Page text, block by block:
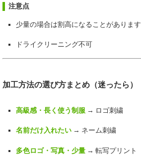
注意点
少量の場合は割高になることがあります
ドライクリーニング不可
加工方法の選び方まとめ（迷ったら）
高級感・長く使う制服 → ロゴ刺繍
名前だけ入れたい → ネーム刺繍
多色ロゴ・写真・少量 → 転写プリント